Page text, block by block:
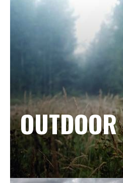
OUTDOOR